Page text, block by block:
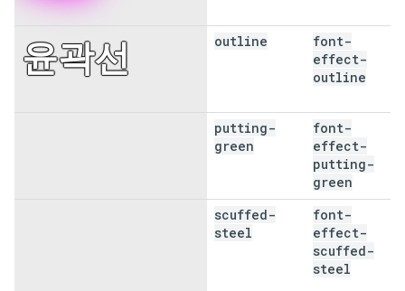
윤곽선 outline
font-
effect-
outline
putting-
green
font-
effect-
putting-
green
scuffed-
steel
font-
effect-
scuffed-
steel